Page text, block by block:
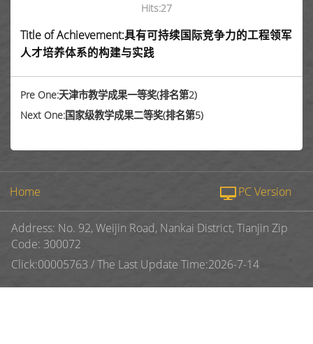
Hits:27
Title of Achievement:具有可持续国际竞争力的工程领军
人才培养体系的构建与实践
Pre One:天津市教学成果一等奖(排名第2)
Next One:国家级教学成果二等奖(排名第5)
Home PC Version
Address: No. 92, Weijin Road, Nankai District, Tianjin Zip
Code: 300072
Click:00005763 /The Last Update Time:2026-7-14